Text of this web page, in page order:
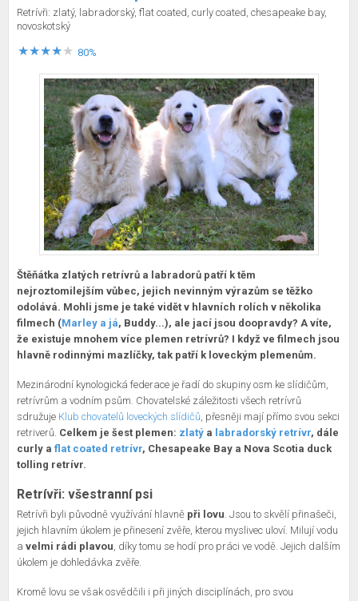
Retrívři: zlatý, labradorský, flat coated, curly coated, chesapeake bay,
novoskotský
80%
Štěňátka zlatých retrívrů a labradorů patří k těm
nejroztomilejším vůbec, jejich nevinným výrazům se těžko
odolává. Mohli jsme je také vidět v hlavních rolích v několika
filmech (Marley a já, Buddy...), ale jací jsou doopravdy? A víte,
že existuje mnohem více plemen retrívrů? I když ve filmech jsou
hlavně rodinnými mazlíčky, tak patří k loveckým plemenům.
Mezinárodní kynologická federace je řadí do skupiny osm ke slídičům,
retrívrům a vodním psům. Chovatelské záležitosti všech retrívrů
sdružuje Klub chovatelů loveckých slídičů, přesněji mají přímo svou sekci
retriverů. Celkem je šest plemen: zlatý a labradorský retrívr, dále
curly a flat coated retrívr, Chesapeake Bay a Nova Scotia duck
tolling retrívr.
Retrívři: všestranní psi
Retrívři byli původně využívání hlavně při lovu. Jsou to skvělí přinašeči,
jejich hlavním úkolem je přinesení zvěře, kterou myslivec uloví. Milují vodu
a velmi rádi plavou, díky tomu se hodí pro práci ve vodě. Jejich dalším
úkolem je dohledávka zvěře.
Kromě lovu se však osvědčili i při jiných disciplínách, pro svou